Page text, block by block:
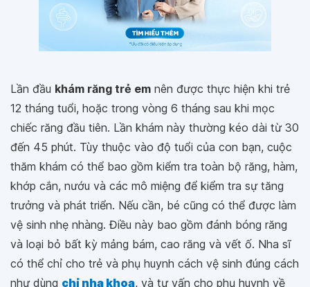
Lần đầu khám răng trẻ em nên được thực hiện khi trẻ
12 tháng tuổi, hoặc trong vòng 6 tháng sau khi mọc
chiếc răng đầu tiên. Lần khám này thường kéo dài từ 30
đến 45 phút. Tùy thuộc vào độ tuổi của con bạn, cuộc
thăm khám có thể bao gồm kiểm tra toàn bộ răng, hàm,
khớp cắn, nướu và các mô miệng để kiểm tra sự tăng
trưởng và phát triển. Nếu cần, bé cũng có thể được làm
vệ sinh nhẹ nhàng. Điều này bao gồm đánh bóng răng
và loại bỏ bất kỳ mảng bám, cao răng và vết ố. Nha sĩ
có thể chỉ cho trẻ và phụ huynh cách vệ sinh đúng cách
như dùng chỉ nha khoa, và tư vấn cho phụ huynh về